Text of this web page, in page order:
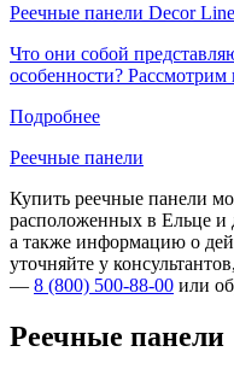
Реечные панели Decor
Что они собой
особенности? Рассмотрим
Подробнее
Реечные панели
Купить реечные панели
расположенных в Ельце и
а также информацию о
уточняйте у
— 8 (800) 500-88-00 или
Реечные панели